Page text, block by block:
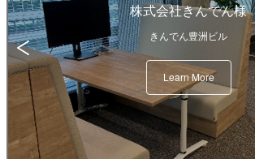
株式会社きんでん様
きんでん豊洲ビル
Learn More